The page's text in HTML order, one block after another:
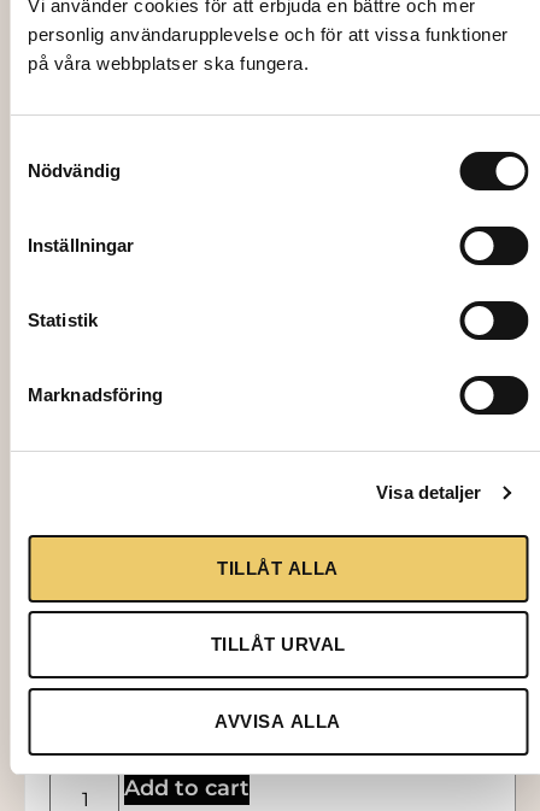
Vi använder cookies för att erbjuda en bättre och mer
personlig användarupplevelse och för att vissa funktioner
på våra webbplatser ska fungera.
Nödvändig
Inställningar
Statistik
Marknadsföring
Visa detaljer
TILLÅT ALLA
TILLÅT URVAL
AVVISA ALLA
2041
DIGESTIF/WHISKY TASTING GLASS, 12 cl
Add to cart